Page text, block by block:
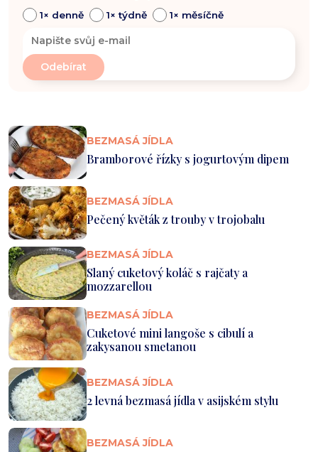
1× denně 1× týdně 1× měsíčně
BEZMASÁ JÍDLA
Bramborové řízky s jogurtovým dipem
BEZMASÁ JÍDLA
Pečený květák z trouby v trojobalu
BEZMASÁ JÍDLA
Slaný cuketový koláč s rajčaty a
mozzarellou
BEZMASÁ JÍDLA
Cuketové mini langoše s cibulí a
zakysanou smetanou
BEZMASÁ JÍDLA
2 levná bezmasá jídla v asijském stylu
BEZMASÁ JÍDLA